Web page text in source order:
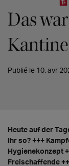
Das
Kantine
Publié le 10. avr
Heute auf der
Ihr so? +++
Hygienekonzept
Freischaffende